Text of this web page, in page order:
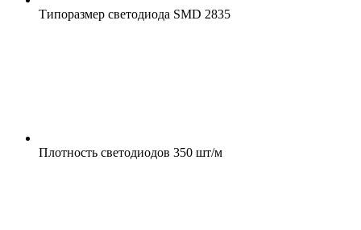
Типоразмер светодиода SMD 2835
Плотность светодиодов 350 шт/м